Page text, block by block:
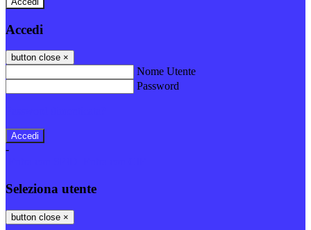
Accedi
button close ×
Nome Utente
Password
-
Seleziona utente
button close ×